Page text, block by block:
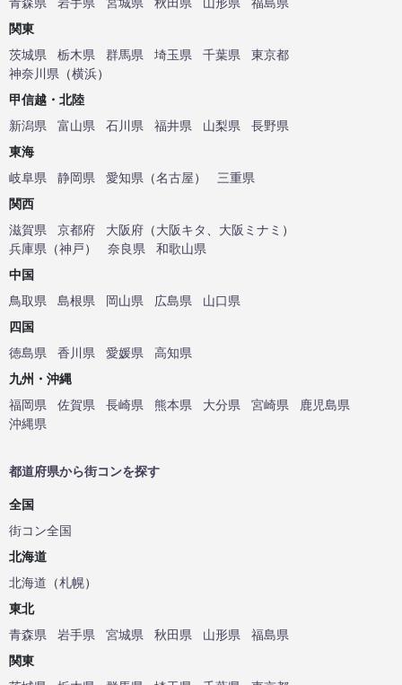
関東
茨城県
栃木県 群馬県 埼玉県 千葉県
東京都
神奈川県 （横浜）
甲信越・北陸
新潟県
富山県 石川県 福井県 山梨県
長野県
東海
岐阜県
静岡県 愛知県 （名古屋）
三重県
関西
滋賀県
京都府 大阪府 （大阪キタ 大阪ミナミ ）
兵庫県 （神戸） 奈良県
和歌山県
中国
鳥取県
島根県 岡山県 広島県
山口県
四国
徳島県
香川県 愛媛県
高知県
九州・沖縄
福岡県
佐賀県 長崎県 熊本県 大分県 宮崎県
鹿児島県
沖縄県
都道府県から街コンを探す
全国
街コン全国
北海道
北海道 （札幌）
東北
青森県
岩手県 宮城県 秋田県 山形県
福島県
関東